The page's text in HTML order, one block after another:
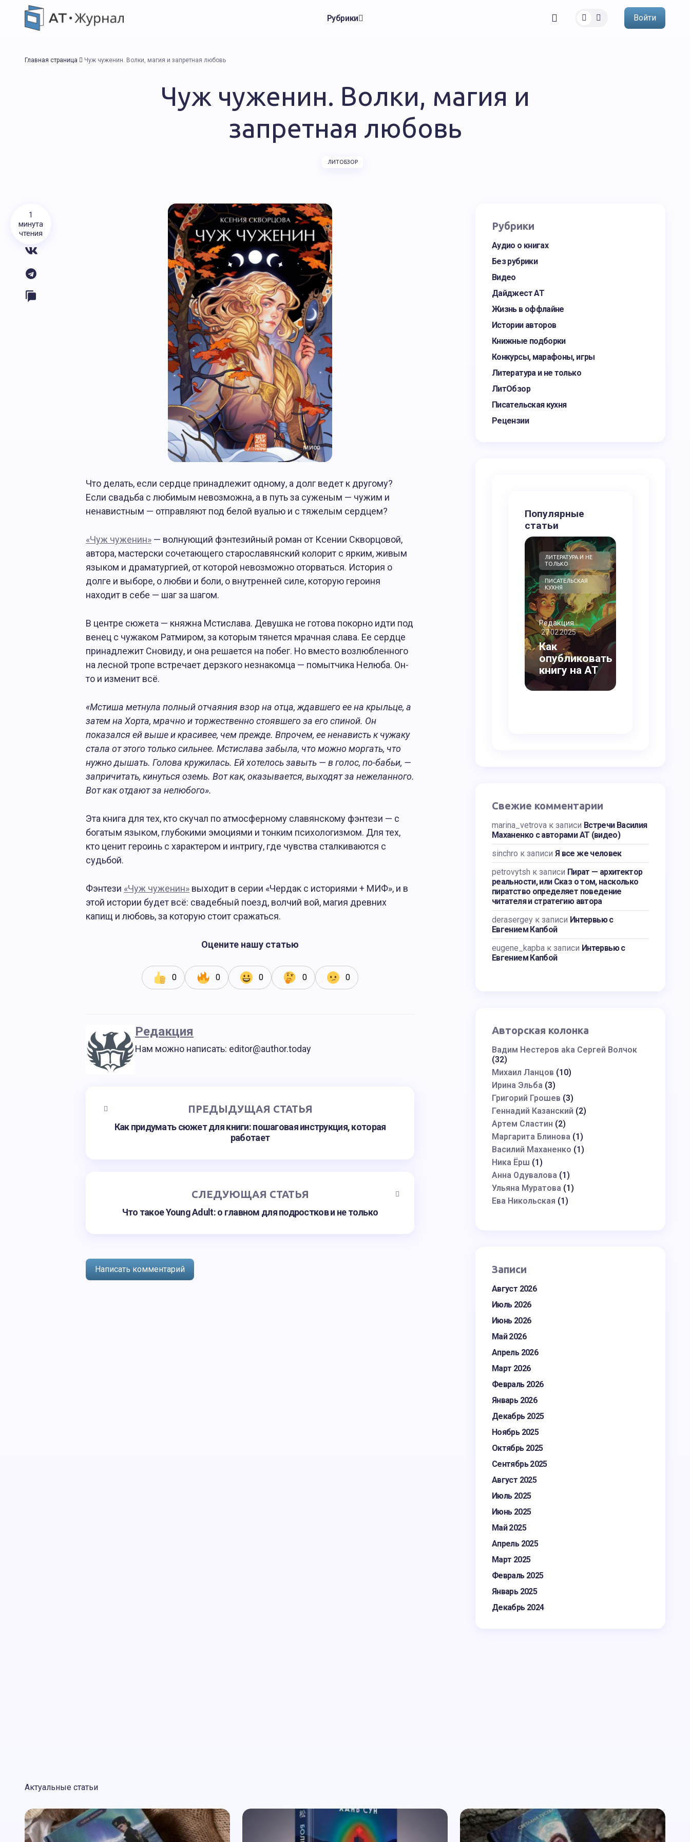
Рубрики Войти
Главная страница Чуж чуженин. Волки, магия и запретная любовь
Чуж чуженин. Волки, магия и
запретная любовь
ЛИТОБЗОР
1
минута
чтения
Что делать, если сердце принадлежит одному, а долг ведет к другому?
Если свадьба с любимым невозможна, а в путь за суженым — чужим и
ненавистным — отправляют под белой вуалью и с тяжелым сердцем?
«Чуж чуженин» — волнующий фэнтезийный роман от Ксении Скворцовой,
автора, мастерски сочетающего старославянский колорит с ярким, живым
языком и драматургией, от которой невозможно оторваться. История о
долге и выборе, о любви и боли, о внутренней силе, которую героиня
находит в себе — шаг за шагом.
В центре сюжета — княжна Мстислава. Девушка не готова покорно идти под
венец с чужаком Ратмиром, за которым тянется мрачная слава. Ее сердце
принадлежит Сновиду, и она решается на побег. Но вместо возлюбленного
на лесной тропе встречает дерзкого незнакомца — помытчика Нелюба. Он-
то и изменит всё.
«Мстиша метнула полный отчаяния взор на отца, ждавшего ее на крыльце, а
затем на Хорта, мрачно и торжественно стоявшего за его спиной. Он
показался ей выше и красивее, чем прежде. Впрочем, ее ненависть к чужаку
стала от этого только сильнее. Мстислава забыла, что можно моргать, что
нужно дышать. Голова кружилась. Ей хотелось завыть — в голос, по-бабьи, —
запричитать, кинуться оземь. Вот как, оказывается, выходят за нежеланного.
Вот как отдают за нелюбого».
Эта книга для тех, кто скучал по атмосферному славянскому фэнтези — с
богатым языком, глубокими эмоциями и тонким психологизмом. Для тех,
кто ценит героинь с характером и интригу, где чувства сталкиваются с
судьбой.
Фэнтези «Чуж чуженин» выходит в серии «Чердак с историями + МИФ», и в
этой истории будет всё: свадебный поезд, волчий вой, магия древних
капищ и любовь, за которую стоит сражаться.
Оцените нашу статью
0 0 0 0 0
Редакция
Нам можно написать: editor@author.today
ПРЕДЫДУЩАЯ СТАТЬЯ
Как придумать сюжет для книги: пошаговая инструкция, которая
работает
СЛЕДУЮЩАЯ СТАТЬЯ
Что такое Young Adult: о главном для подростков и не только
Написать комментарий
Рубрики
Аудио о книгах
Без рубрики
Видео
Дайджест АТ
Жизнь в оффлайне
Истории авторов
Книжные подборки
Конкурсы, марафоны, игры
Литература и не только
ЛитОбзор
Писательская кухня
Рецензии
Популярные
статьи
ЛИТЕРАТУРА И НЕ
ТОЛЬКО
ПИСАТЕЛЬСКАЯ
КУХНЯ
Как
опубликовать
книгу на АТ
Редакция
27.02.2025
Свежие комментарии
marina_vetrova к записи Встречи Василия
Маханенко с авторами АТ (видео)
sinchro к записи Я все же человек
petrovytsh к записи Пират — архитектор
реальности, или Сказ о том, насколько
пиратство определяет поведение
читателя и стратегию автора
derasergey к записи Интервью с
Евгением Капбой
eugene_kapba к записи Интервью с
Евгением Капбой
Авторская колонка
Вадим Нестеров aka Сергей Волчок
(32)
Михаил Ланцов (10)
Ирина Эльба (3)
Григорий Грошев (3)
Геннадий Казанский (2)
Артем Сластин (2)
Маргарита Блинова (1)
Василий Маханенко (1)
Ника Ёрш (1)
Анна Одувалова (1)
Ульяна Муратова (1)
Ева Никольская (1)
Записи
Август 2026
Июль 2026
Июнь 2026
Май 2026
Апрель 2026
Март 2026
Февраль 2026
Январь 2026
Декабрь 2025
Ноябрь 2025
Октябрь 2025
Сентябрь 2025
Август 2025
Июль 2025
Июнь 2025
Май 2025
Апрель 2025
Март 2025
Февраль 2025
Январь 2025
Декабрь 2024
Актуальные статьи